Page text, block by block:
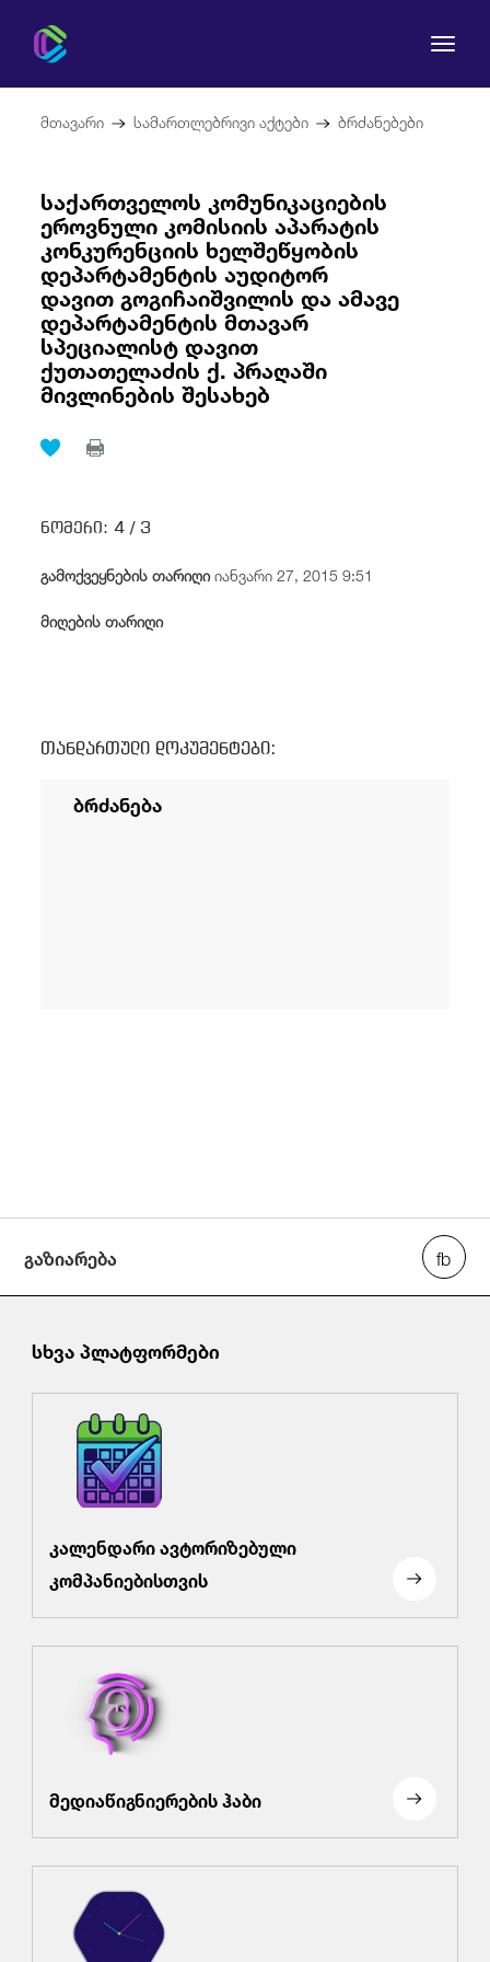
კომისია
მომხმარებლის უფლებები
რეგულირება
სამართლებრივი აქტები
მთავარი სამართლებრივი აქტები ბრძანებები
საქართველოს კომუნიკაციების
ეროვნული კომისიის აპარატის
კონკურენციის ხელშეწყობის
დეპარტამენტის აუდიტორ
დავით გოგიჩაიშვილის და ამავე
დეპარტამენტის მთავარ
სპეციალისტ დავით
ქუთათელაძის ქ. პრაღაში
მივლინების შესახებ
ნომერი: 4 / 3
გამოქვეყნების თარიღიიანვარი 27, 2015 9:51
მიღების თარიღი
თანდართული დოკუმენტები:
ბრძანება
გაზიარება
სხვა პლატფორმები
კალენდარი ავტორიზებული
კომპანიებისთვის
მედიაწიგნიერების ჰაბი